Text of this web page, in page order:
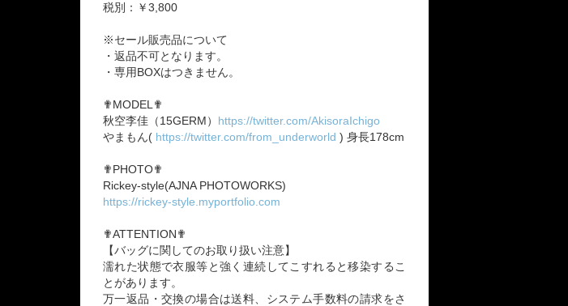
税別：￥3,800
※セール販売品について
・返品不可となります。
・専用BOXはつきません。
✟MODEL✟
秋空李佳（15GERM） https://twitter.com/AkisoraIchigo
やまもん( https://twitter.com/from_underworld ) 身長178cm
✟PHOTO✟
Rickey-style(AJNA PHOTOWORKS)
https://rickey-style.myportfolio.com
✟ATTENTION✟
【バッグに関してのお取り扱い注意】
濡れた状態で衣服等と強く連続してこすれると移染するこ
とがあります。
万一返品・交換の場合は送料、システム手数料の請求をさ